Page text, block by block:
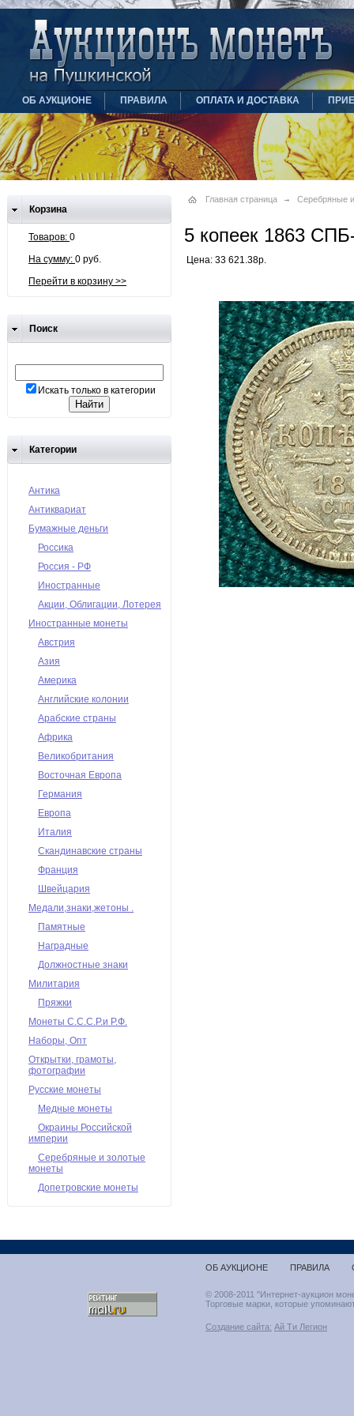
ОБ АУКЦИОНЕ ПРАВИЛА ОПЛАТА И ДОСТАВКА
Корзина
Товаров: 0
На сумму: 0 руб.
Перейти в корзину >>
Поиск
Искать только в категории
Категории
Антика
Антиквариат
Бумажные деньги
Россика
Россия - РФ
Иностранные
Акции, Облигации, Лотерея
Иностранные монеты
Австрия
Азия
Америка
Английские колонии
Арабские страны
Африка
Великобритания
Восточная Европа
Германия
Европа
Италия
Скандинавские страны
Франция
Швейцария
Медали,знаки,жетоны .
Памятные
Наградные
Должностные знаки
Милитария
Пряжки
Монеты С.С.С.Р.и Р.Ф.
Наборы, Опт
Открытки, грамоты,
фотографии
Русские монеты
Медные монеты
Окраины Российской
империи
Серебряные и золотые
монеты
Допетровские монеты
Главная страница Серебряные
5 копеек 1863
Цена: 33 621.38р.
ОБ АУКЦИОНЕ ПРАВИЛА
© 2008-2011 "Интернет-аукцион
Торговые марки, которые
Создание сайта: Ай Ти Легион